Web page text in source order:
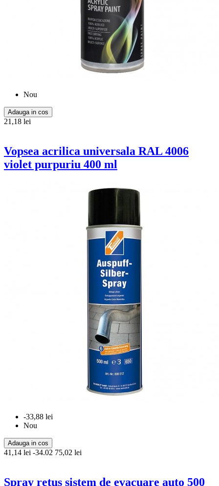
Nou
Adauga in cos
21,18 lei
Vopsea acrilica universala RAL 4006
violet purpuriu 400 ml
-33,88 lei
Nou
Adauga in cos
41,14 lei -34.02 75,02 lei
Spray retus sistem de evacuare auto 500